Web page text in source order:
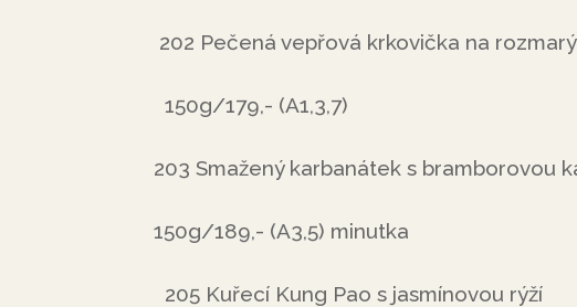
202 Pečená vepřová krkovička na
150g/179,- (A1,3,7)
203 Smažený karbanátek s bramborovou
150g/189,- (A3,5) minutka
205 Kuřecí Kung Pao s jasmínovou rýží